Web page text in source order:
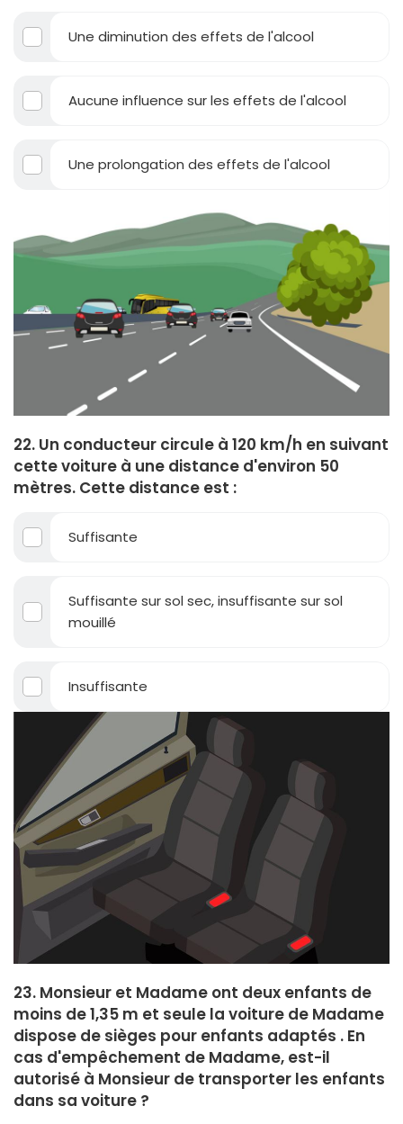
Une diminution des effets de l'alcool
Aucune influence sur les effets de l'alcool
Une prolongation des effets de l'alcool
22. Un conducteur circule à 120 km/h en suivant
cette voiture à une distance d'environ 50
mètres. Cette distance est :
Suffisante
Suffisante sur sol sec, insuffisante sur sol
mouillé
Insuffisante
23. Monsieur et Madame ont deux enfants de
moins de 1,35 m et seule la voiture de Madame
dispose de sièges pour enfants adaptés . En
cas d'empêchement de Madame, est-il
autorisé à Monsieur de transporter les enfants
dans sa voiture ?